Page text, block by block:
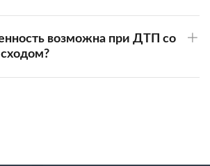
возможна при ДТП со